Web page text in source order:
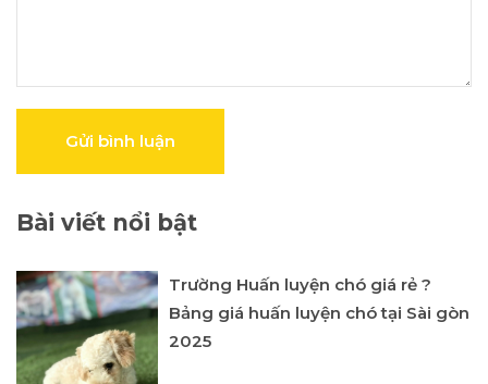
Gửi bình luận
Bài viết nổi bật
Trường Huấn luyện chó giá rẻ ?
Bảng giá huấn luyện chó tại Sài gòn
2025